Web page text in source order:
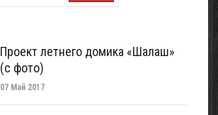
Проект летнего домика «Шалаш»
(с фото)
07 Май 2017